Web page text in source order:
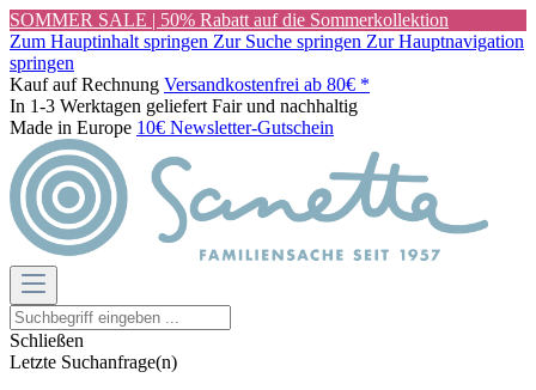
SOMMER SALE | 50% Rabatt auf die Sommerkollektion
Zum Hauptinhalt springen Zur Suche springen Zur Hauptnavigation
springen
Kauf auf Rechnung Versandkostenfrei ab 80€ *
In 1-3 Werktagen geliefert Fair und nachhaltig
Made in Europe 10€ Newsletter-Gutschein
Schließen
Letzte Suchanfrage(n)